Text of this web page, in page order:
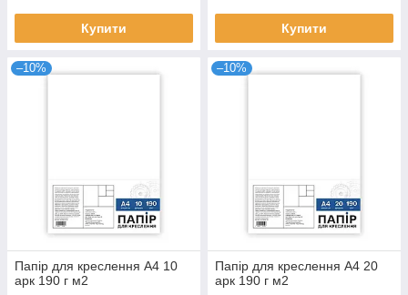
Купити Купити
–10%
Папір для креслення А4 10
арк 190 г м2
–10%
Папір для креслення А4 20
арк 190 г м2